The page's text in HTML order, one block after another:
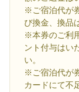
※ご宿泊代が
び換金、換品
※本券のご利
ント付与はい
い。
※ご宿泊代が
カードにて不